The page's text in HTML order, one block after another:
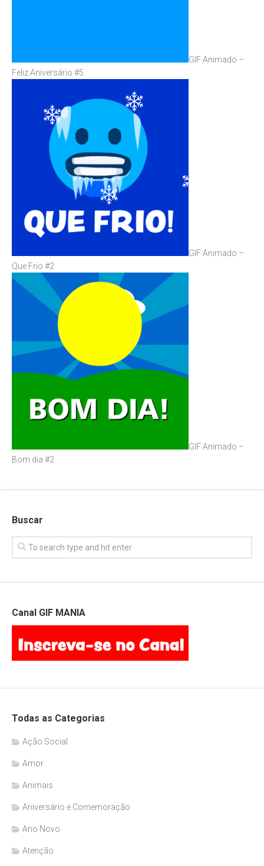
GIF Animado –
Feliz Aniversário #5
GIF Animado –
Que Frio #2
GIF Animado –
Bom dia #2
Buscar
Canal GIF MANIA
Todas as Categorias
Ação Social
Amor
Animais
Aniversário e Comemoração
Ano Novo
Atenção